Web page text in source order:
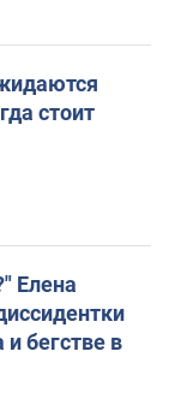
стоит
Елена
бегстве в